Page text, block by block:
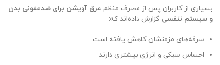
بسیاری از کاربران پس از مصرف منظم عرق آویشن برای ضدعفونی بدن
و سیستم تنفسی گزارش داده‌اند که:
سرفه‌های مزمنشان کاهش یافته است
احساس سبکی و انرژی بیشتری دارند